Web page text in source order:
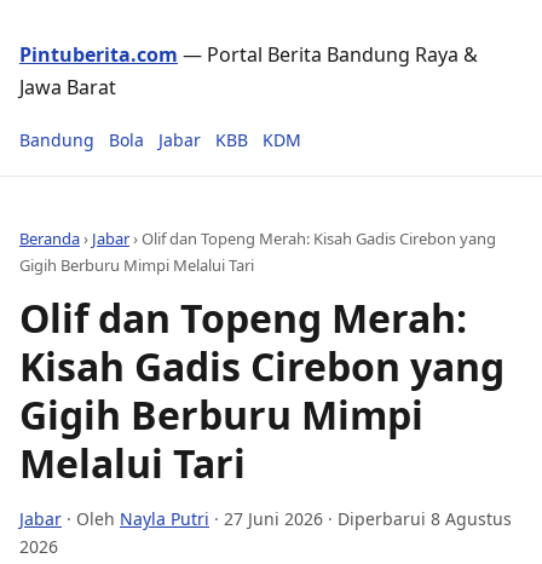
Pintuberita.com — Portal Berita Bandung Raya &
Jawa Barat
Bandung Bola Jabar KBB KDM
Beranda› Jabar›Olif dan Topeng Merah: Kisah Gadis Cirebon yang
Gigih Berburu Mimpi Melalui Tari
Olif dan Topeng Merah:
Kisah Gadis Cirebon yang
Gigih Berburu Mimpi
Melalui Tari
Jabar · Oleh Nayla Putri · 27 Juni 2026 · Diperbarui 8 Agustus
2026